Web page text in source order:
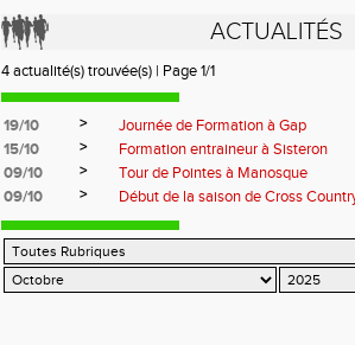
ACTUALITÉS
4 actualité(s) trouvée(s) | Page 1/1
19/10 >
Journée de Formation à Gap
15/10
>
Formation entraineur à Sisteron
09/10
>
Tour de Pointes à Manosque
09/10
> Début de la saison de Cross